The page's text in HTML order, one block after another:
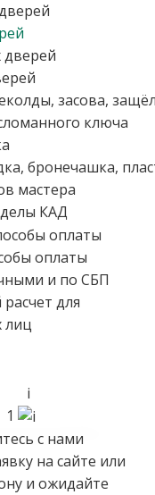
дверей
засова,
ключа
бронечашка,
мастера
КАД
оплаты
и по СБП
для
лиц
1
с нами
на сайте или
и ожидайте